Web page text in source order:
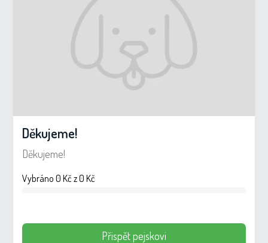
Děkujeme!
Děkujeme!
Vybráno 0 Kč z 0 Kč
Přispět pejskovi